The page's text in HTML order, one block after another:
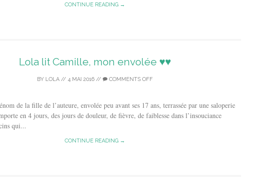
CONTINUE READING →
Lola lit Camille, mon envolée ♥♥
BY LOLA // 4 MAI 2016 // COMMENTS OFF
de la fille de l’auteure, envolée peu avant ses 17 ans, terrassée par une saloperie
en 4 jours, des jours de douleur, de fièvre, de faiblesse dans l’insouciance
qui...
CONTINUE READING →